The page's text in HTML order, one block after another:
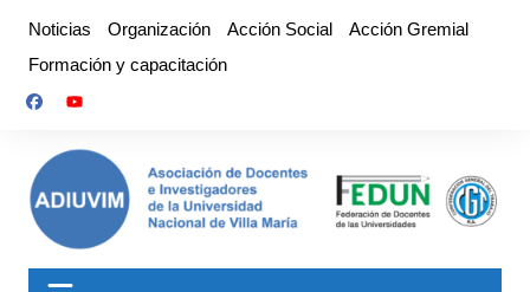
contenido
Noticias Organización Acción Social
Acción Gremial
Formación y capacitación